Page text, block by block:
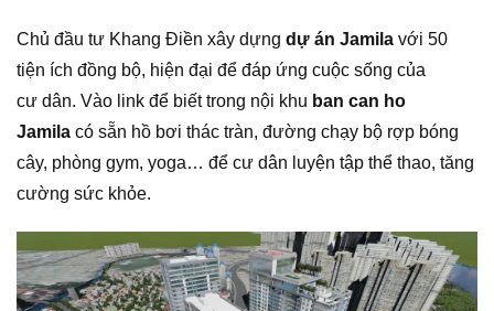
Chủ đầu tư Khang Điền xây dựng dự án Jamila với 50
tiện ích đồng bộ, hiện đại để đáp ứng cuộc sống của
cư dân. Vào link để biết trong nội khu ban can ho
Jamila có sẵn hồ bơi thác tràn, đường chạy bộ rợp bóng
cây, phòng gym, yoga… để cư dân luyện tập thể thao, tăng
cường sức khỏe.